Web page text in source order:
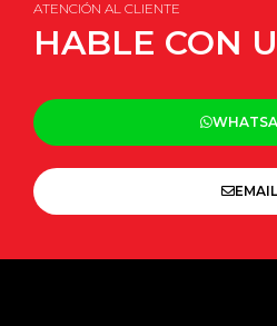
ATENCIÓN AL CLIENTE
HABLE CON
EMAIL